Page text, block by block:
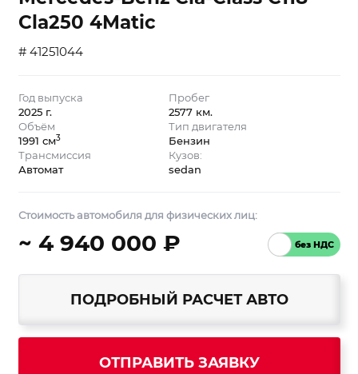
Cla250 4Matic
# 41251044
Год выпуска
2025 г.
Пробег
2577 км.
Объём
1991 см3
Тип двигателя
Бензин
Трансмиссия
Автомат
Кузов:
sedan
Стоимость автомобиля для физических лиц:
~ 4 940 000 ₽
ПОДРОБНЫЙ РАСЧЕТ АВТО
ОТПРАВИТЬ ЗАЯВКУ